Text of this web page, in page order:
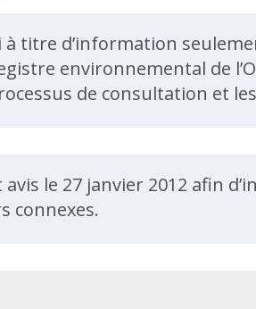
titre d’information
environnemental de
de consultation et les
le 27 janvier 2012 afin
connexes.